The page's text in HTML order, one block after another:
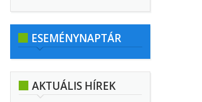
ESEMÉNYNAPTÁR
AKTUÁLIS HÍREK